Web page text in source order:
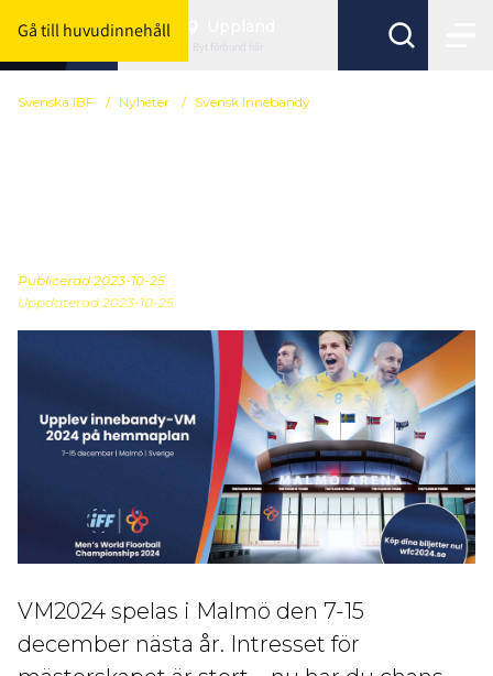
Gå till huvudinnehåll
Byt förbund här
Svenska IBF / Nyheter / Svensk Innebandy
Publicerad 2023-10-25
Uppdaterad 2023-10-25
VM2024 spelas i Malmö den 7-15
december nästa år. Intresset för